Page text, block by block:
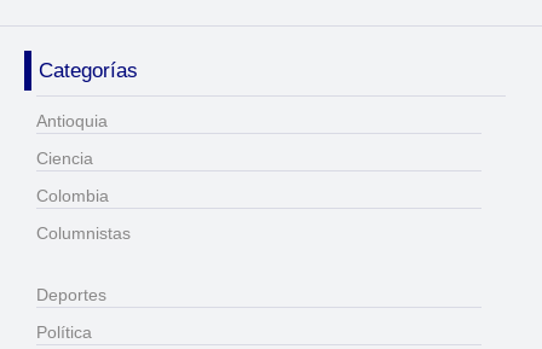
Categorías
Antioquia
Ciencia
Colombia
Columnistas
Deportes
Política